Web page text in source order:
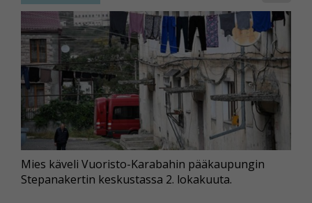
Mies käveli Vuoristo-Karabahin pääkaupungin
Stepanakertin keskustassa 2. lokakuuta.